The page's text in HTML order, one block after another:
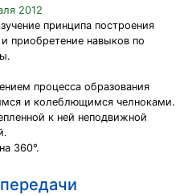
2012
принципа построения
навыков по
процесса образования
и колеблющимся челноками.
к ней неподвижной
360°.